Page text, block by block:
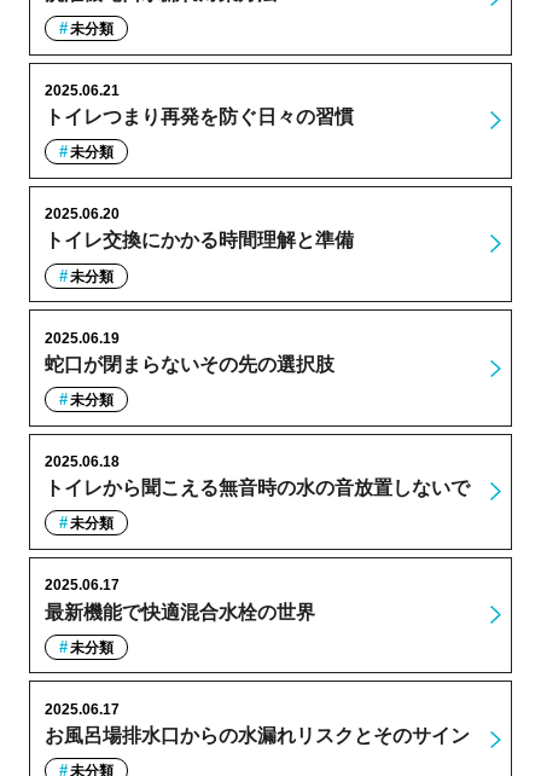
未分類
トイレつまり再発を防ぐ日々の習慣
2025.06.21
未分類
トイレ交換にかかる時間理解と準備
2025.06.20
未分類
蛇口が閉まらないその先の選択肢
2025.06.19
未分類
トイレから聞こえる無音時の水の音放置しないで
2025.06.18
未分類
最新機能で快適混合水栓の世界
2025.06.17
未分類
お風呂場排水口からの水漏れリスクとそのサイン
2025.06.17
未分類